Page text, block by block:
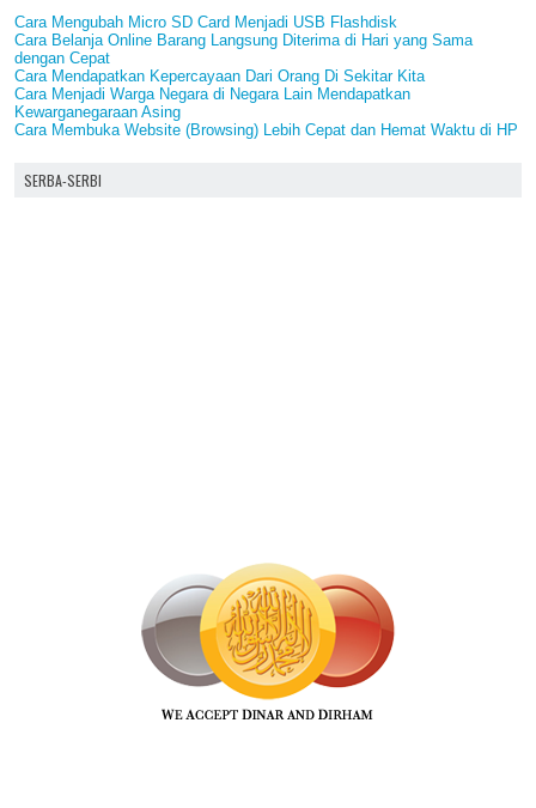
Cara Mengubah Micro SD Card Menjadi USB Flashdisk
Cara Belanja Online Barang Langsung Diterima di Hari yang Sama
dengan Cepat
Cara Mendapatkan Kepercayaan Dari Orang Di Sekitar Kita
Cara Menjadi Warga Negara di Negara Lain Mendapatkan
Kewarganegaraan Asing
Cara Membuka Website (Browsing) Lebih Cepat dan Hemat Waktu di HP
SERBA-SERBI